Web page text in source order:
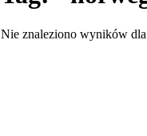
Nie znaleziono wyników